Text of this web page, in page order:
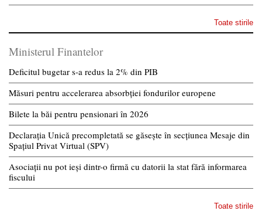
Toate stirile
Ministerul Finantelor
Deficitul bugetar s-a redus la 2% din PIB
Măsuri pentru accelerarea absorbției fondurilor europene
Bilete la băi pentru pensionari în 2026
Declarația Unică precompletată se găsește în secțiunea Mesaje din
Spațiul Privat Virtual (SPV)
Asociații nu pot ieși dintr-o firmă cu datorii la stat fără informarea
fiscului
Toate stirile